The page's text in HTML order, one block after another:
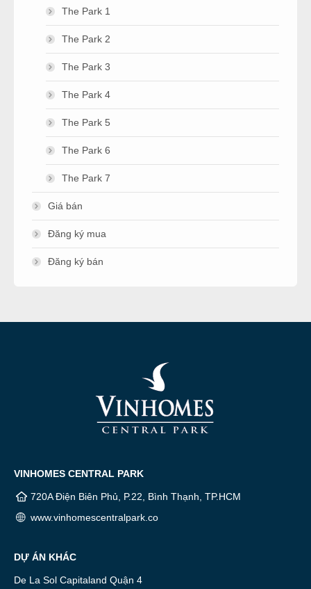
The Park 1
The Park 2
The Park 3
The Park 4
The Park 5
The Park 6
The Park 7
Giá bán
Đăng ký mua
Đăng ký bán
VINHOMES CENTRAL PARK
720A Điện Biên Phủ, P.22, Bình Thạnh, TP.HCM
www.vinhomescentralpark.co
DỰ ÁN KHÁC
De La Sol Capitaland Quận 4